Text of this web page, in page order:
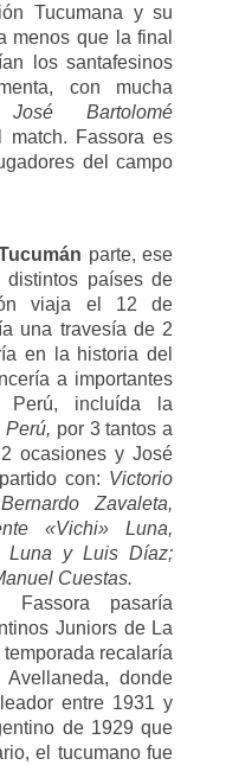
Tucumana y su
menos que la final
los santafesinos
con mucha
José Bartolomé
match. Fassora es
del campo
parte, ese
países de
viaja el 12 de
una travesía de 2
en la historia del
a importantes
incluída la
por 3 tantos a
ocasiones y José
con: Victorio
Zavaleta,
«Vichi» Luna,
Luna y Luis Díaz;
Cuestas.
pasaría
Juniors de La
recalaría
donde
entre 1931 y
de 1929 que
el tucumano fue